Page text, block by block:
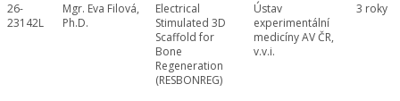
26-
23142L
Mgr. Eva Filová,
Ph.D.
Electrical
Stimulated 3D
Scaffold for
Bone
Regeneration
(RESBONREG)
Ústav
experimentální
medicíny AV ČR,
v.v.i.
3 roky